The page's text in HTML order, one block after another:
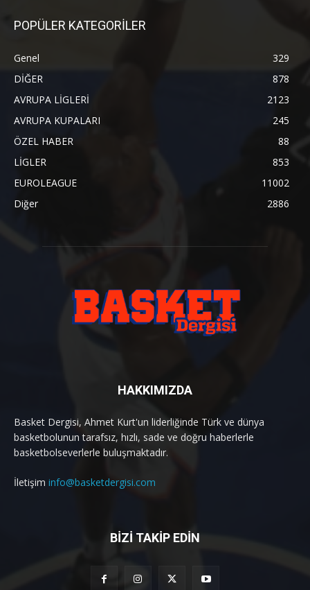
POPÜLER KATEGORİLER
Genel
329
DİĞER
878
AVRUPA LİGLERİ
2123
AVRUPA KUPALARI
245
ÖZEL HABER
88
LİGLER
853
EUROLEAGUE
11002
Diğer
2886
HAKKIMIZDA
Basket Dergisi, Ahmet Kurt'un liderliğinde Türk ve dünya
basketbolunun tarafsız, hızlı, sade ve doğru haberlerle
basketbolseverlerle buluşmaktadır.
İletişim info@basketdergisi.com
BİZİ TAKİP EDİN